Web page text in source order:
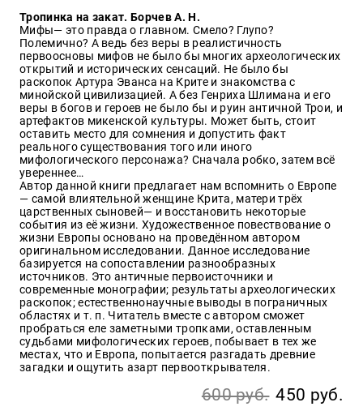
Тропинка на закат. Борчев А. Н.
Мифы— это правда о главном. Смело? Глупо?
Полемично? А ведь без веры в реалистичность
первоосновы мифов не было бы многих археологических
открытий и исторических сенсаций. Не было бы
раскопок Артура Эванса на Крите и знакомства с
минойской цивилизацией. А без Генриха Шлимана и его
веры в богов и героев не было бы и руин античной Трои, и
артефактов микенской культуры. Может быть, стоит
оставить место для сомнения и допустить факт
реального существования того или иного
мифологического персонажа? Сначала робко, затем всё
увереннее…
Автор данной книги предлагает нам вспомнить о Европе
— самой влиятельной женщине Крита, матери трёх
царственных сыновей— и восстановить некоторые
события из её жизни. Художественное повествование о
жизни Европы основано на проведённом автором
оригинальном исследовании. Данное исследование
базируется на сопоставлении разнообразных
источников. Это античные первоисточники и
современные монографии; результаты археологических
раскопок; естественнонаучные выводы в пограничных
областях и т. п. Читатель вместе с автором сможет
пробраться еле заметными тропками, оставленным
судьбами мифологических героев, побывает в тех же
местах, что и Европа, попытается разгадать древние
загадки и ощутить азарт первооткрывателя.
600 руб. 450 руб.
здоровье
Оптовикам
Авторам
Контакты
Мероприятия
+7(499)
350-17-
79
Москва
pochta@den-
magazin.ru